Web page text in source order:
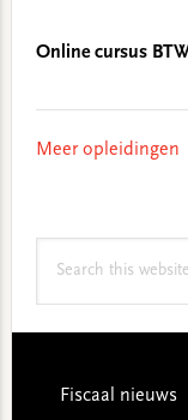
Online cursus
Meer opleidingen
Footer
Fiscaal nieuws